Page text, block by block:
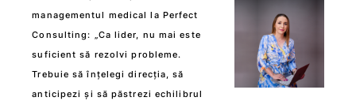
managementul medical la Perfect
Consulting: „Ca lider, nu mai este
suficient să rezolvi probleme.
Trebuie să înțelegi direcția, să
anticipezi și să păstrezi echilibrul